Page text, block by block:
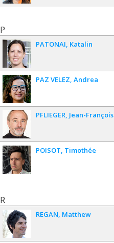
P
PATONAI Katalin
PAZ VELEZ Andrea
PFLIEGER Jean-François
POISOT Timothée
R
REGAN Matthew